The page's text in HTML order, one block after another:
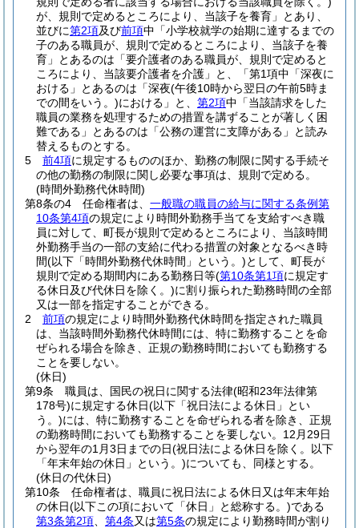
が、規則で定めるところにより、当該子を養育」とあり、
並びに第2項及び前項中「小学校就学の始期に達するまでの
子のある職員が、規則で定めるところにより、当該子を養
育」とあるのは「要介護者のある職員が、規則で定めると
ころにより、当該要介護者を介護」と、「第1項中「深夜に
おける」とあるのは「深夜(午後10時から翌日の午前5時ま
での間をいう。)における」と、 第2項中「当該請求をした
職員の業務を処理するための措置を講ずることが著しく困
難である」とあるのは「公務の運営に支障がある」と読み
替えるものとする。
5
前4項に規定するもののほか、勤務の制限に関する手続そ
の他の勤務の制限に関し必要な事項は、規則で定める。
(時間外勤務代休時間)
第8条の4
任命権者は、 一般職の職員の給与に関する条例第
10条第4項の規定により時間外勤務手当てを支給すべき職
員に対して、町長が規則で定めるところにより、当該時間
外勤務手当の一部の支給に代わる措置の対象となるべき時
間(以下「時間外勤務代休時間」という。)として、町長が
規則で定める期間内にある勤務日等(第10条第1項に規定す
る休日及び代休日を除く。)に割り振られた勤務時間の全部
又は一部を指定することができる。
2
前項の規定により時間外勤務代休時間を指定された職員
は、当該時間外勤務代休時間には、特に勤務することを命
ぜられる場合を除き、正規の勤務時間においても勤務する
ことを要しない。
(休日)
第9条
職員は、国民の祝日に関する法律(昭和23年法律第
178号)に規定する休日(以下「祝日法による休日」とい
う。)には、特に勤務することを命ぜられる者を除き、正規
の勤務時間においても勤務することを要しない。 12月29日
から翌年の1月3日までの日(祝日法による休日を除く。以下
「年末年始の休日」という。)についても、同様とする。
(休日の代休日)
第10条
任命権者は、職員に祝日法による休日又は年末年始
の休日(以下この項において「休日」と総称する。)である
第3条第2項
第4条又は第5条の規定により勤務時間が割り